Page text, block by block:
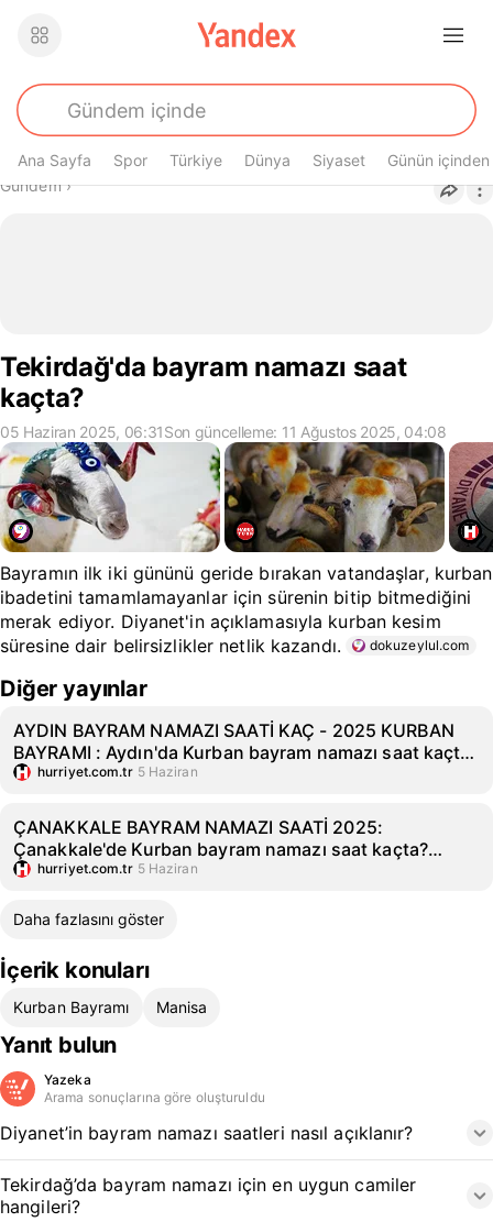
Ana Sayfa Spor Türkiye Dünya Siyaset Günün içinden
Buradasın
Gündem›
Tekirdağ'da bayram namazı saat
kaçta?
05 Haziran 2025, 06:31Son güncelleme: 11 Ağustos 2025, 04:08
Bayramın ilk iki gününü geride bırakan vatandaşlar, kurban
ibadetini tamamlamayanlar için sürenin bitip bitmediğini
merak ediyor. Diyanet'in açıklamasıyla kurban kesim
süresine dair belirsizlikler netlik kazandı.
dokuzeylul.com
Diğer yayınlar
AYDIN BAYRAM NAMAZI SAATİ KAÇ - 2025 KURBAN
BAYRAMI : Aydın'da Kurban bayram namazı saat kaçta?
Diyanet Aydın Kurban Bayramı namaz saati
hurriyet.com.tr 5 Haziran
ÇANAKKALE BAYRAM NAMAZI SAATİ 2025:
Çanakkale'de Kurban bayram namazı saat kaçta?
Diyanet Çanakkale Kurban Bayramı namaz saati
hurriyet.com.tr 5 Haziran
Daha fazlasını göster
İçerik konuları
Kurban Bayramı Manisa
Yanıt bulun
Yazeka
Arama sonuçlarına göre oluşturuldu
Diyanet’in bayram namazı saatleri nasıl açıklanır?
Tekirdağ’da bayram namazı için en uygun camiler
hangileri?